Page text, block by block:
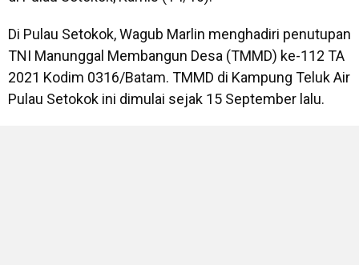
Di Pulau Setokok, Wagub Marlin menghadiri penutupan
TNI Manunggal Membangun Desa (TMMD) ke-112 TA
2021 Kodim 0316/Batam. TMMD di Kampung Teluk Air
Pulau Setokok ini dimulai sejak 15 September lalu.